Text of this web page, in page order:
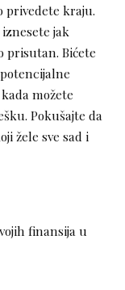
privedete kraju.
jak
prisutan. Bićete
možete
Pokušajte da
žele sve sad i
finansija u